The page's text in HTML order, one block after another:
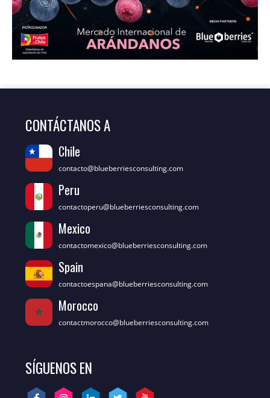
CONTÁCTANOS A
Chile
contacto@blueberriesconsulting.com
Peru
contactoperu@blueberriesconsulting.com
Mexico
contactomexico@blueberriesconsulting.com
Spain
contactoespana@blueberriesconsulting.com
Morocco
contactmorocco@blueberriesconsulting.com
SÍGUENOS EN